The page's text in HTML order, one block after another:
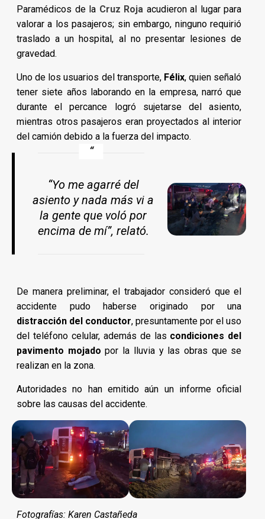
Paramédicos de la Cruz Roja acudieron al lugar para
valorar a los pasajeros; sin embargo, ninguno requirió
traslado a un hospital, al no presentar lesiones de
gravedad.
Uno de los usuarios del transporte, Félix, quien señaló
tener siete años laborando en la empresa, narró que
durante el percance logró sujetarse del asiento,
mientras otros pasajeros eran proyectados al interior
del camión debido a la fuerza del impacto.
“Yo me agarré del
asiento y nada más vi a
la gente que voló por
encima de mí”, relató.
De manera preliminar, el trabajador consideró que el
accidente pudo haberse originado por una
distracción del conductor, presuntamente por el uso
del teléfono celular, además de las condiciones del
pavimento mojado por la lluvia y las obras que se
realizan en la zona.
Autoridades no han emitido aún un informe oficial
sobre las causas del accidente.
Fotografías: Karen Castañeda